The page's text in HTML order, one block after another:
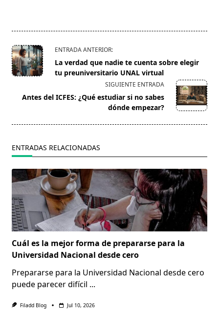
<span
class="nav-
subtitle
reader-
ENTRADA ANTERIOR:
La verdad que nadie te cuenta sobre elegir
tu preuniversitario UNAL virtual
SIGUIENTE ENTRADA
Antes del ICFES: ¿Qué estudiar si no sabes
dónde empezar?
ENTRADAS RELACIONADAS
Cuál es la mejor forma de prepararse para la
Universidad Nacional desde cero
Prepararse para la Universidad Nacional desde cero
puede parecer difícil ...
Filadd Blog Jul 10, 2026